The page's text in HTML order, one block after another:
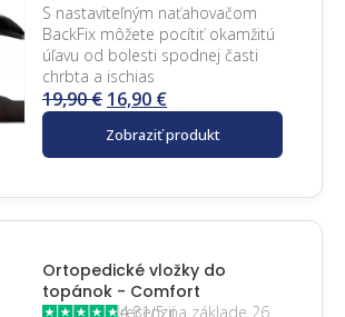
S nastaviteľným naťahovačom
BackFix môžete pocítiť okamžitú
úľavu od bolesti spodnej časti
chrbta a ischias
19,90€ 16,90 €
Zobraziť produkt
Ortopedické vložky do
topánok - Comfort
4.81/5 na základe 26 recenzií